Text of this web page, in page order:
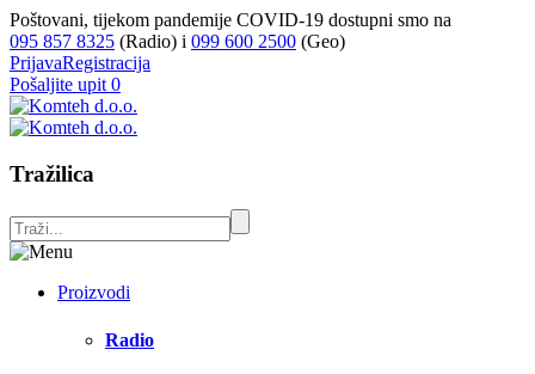
Poštovani, tijekom pandemije COVID-19 dostupni smo na
095 857 8325 (Radio) i 099 600 2500 (Geo)
PrijavaRegistracija
Pošaljite upit 0
Tražilica
Proizvodi
Radio